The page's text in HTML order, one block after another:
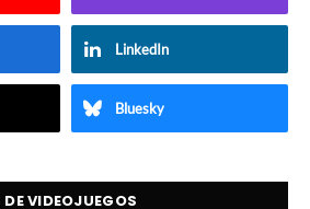
LinkedIn
Bluesky
VIDEOJUEGOS